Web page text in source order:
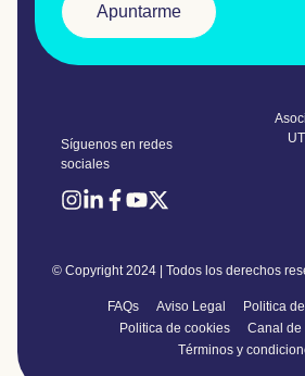
Apuntarme
Síguenos en redes
sociales
© Copyright 2024 | Todos los derechos
FAQs Aviso Legal
Politica
Politica de cookies
Canal de
Términos y